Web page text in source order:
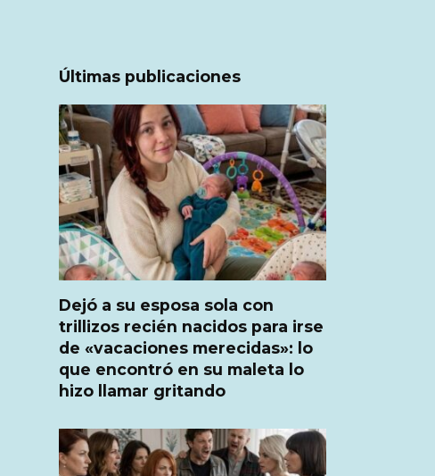
Últimas publicaciones
Dejó a su esposa sola con
trillizos recién nacidos para irse
de «vacaciones merecidas»: lo
que encontró en su maleta lo
hizo llamar gritando